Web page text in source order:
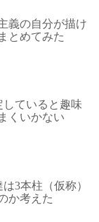
義の自分が描け
とめてみた
していると趣味
くいかない
3本柱（仮称）
か考えた